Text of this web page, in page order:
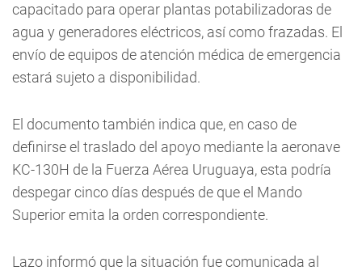
capacitado para operar plantas potabilizadoras de
agua y generadores eléctricos, así como frazadas. El
envío de equipos de atención médica de emergencia
estará sujeto a disponibilidad.
El documento también indica que, en caso de
definirse el traslado del apoyo mediante la aeronave
KC-130H de la Fuerza Aérea Uruguaya, esta podría
despegar cinco días después de que el Mando
Superior emita la orden correspondiente.
Lazo informó que la situación fue comunicada al